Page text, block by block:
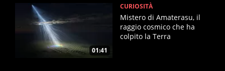
01:41
CURIOSITÀ
Mistero di Amaterasu, il
raggio cosmico che ha
colpito la Terra